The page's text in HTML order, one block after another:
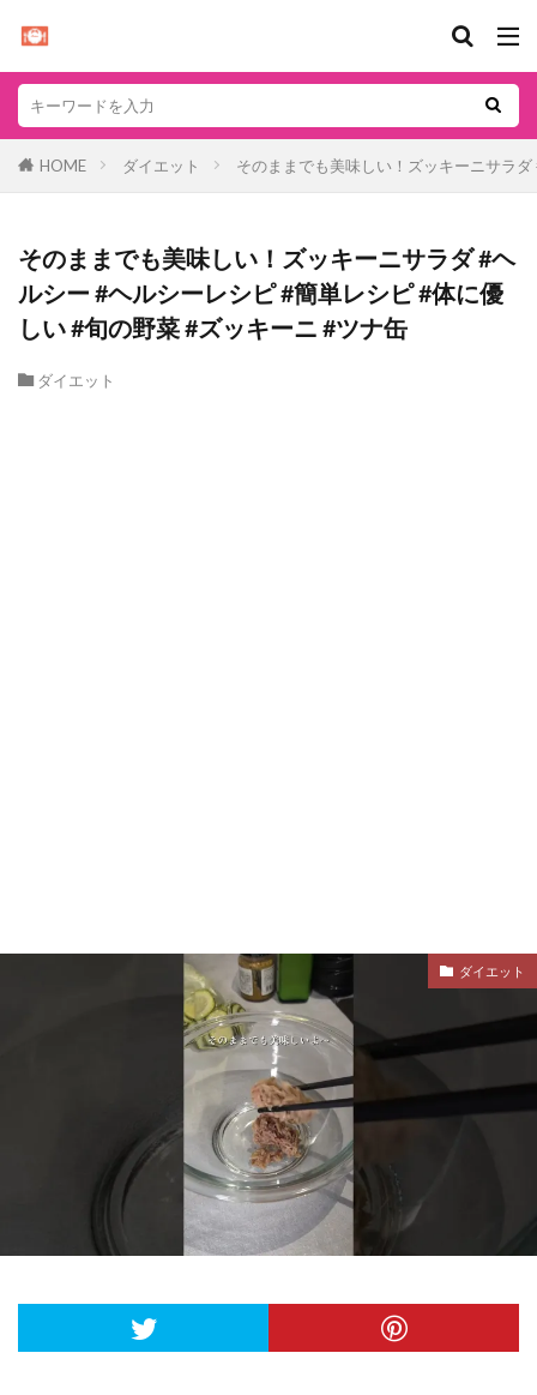
HOME ダイエット そのままでも美味しい！ズッキーニサラ
そのままでも美味しい！ズッキーニサラダ #ヘ
ルシー #ヘルシーレシピ #簡単レシピ #体に優
しい #旬の野菜 #ズッキーニ #ツナ缶
ダイエット
ダイエット